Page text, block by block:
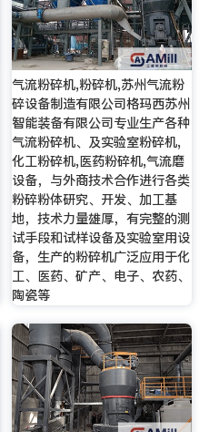
气流粉碎机,粉碎机,苏州气流粉
碎设备制造有限公司格玛西苏州
智能装备有限公司专业生产各种
气流粉碎机、及实验室粉碎机,
化工粉碎机,医药粉碎机,气流磨
设备，与外商技术合作进行各类
粉碎粉体研究、开发、加工基
地，技术力量雄厚，有完整的测
试手段和试样设备及实验室用设
备，生产的粉碎机广泛应用于化
工、医药、矿产、电子、农药、
陶瓷等